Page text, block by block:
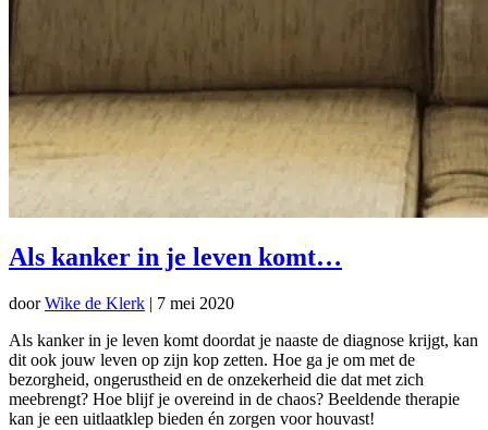
Als kanker in je leven komt…
doorWike de Klerk | 7 mei 2020
Als kanker in je leven komt doordat je naaste de diagnose krijgt, kan
dit ook jouw leven op zijn kop zetten. Hoe ga je om met de
bezorgheid, ongerustheid en de onzekerheid die dat met zich
meebrengt? Hoe blijf je overeind in de chaos? Beeldende therapie
kan je een uitlaatklep bieden én zorgen voor houvast!